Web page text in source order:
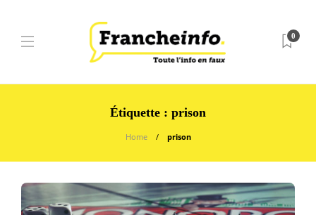
0
Étiquette : prison
Home prison